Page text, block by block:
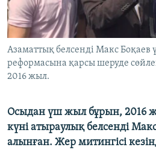
Басқа тілдерде
Азаматтық белсенді Макс Боқаев
реформасына қарсы шеруде
2016 жыл.
Осыдан үш жыл бұрын, 2016
күні атыраулық белсенді
алынған. Жер митингісі